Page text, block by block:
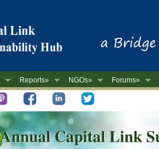
Reports» NGOs» Forums»